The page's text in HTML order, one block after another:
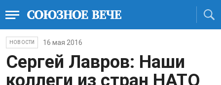
НОВОСТИ 16 мая 2016
Сергей Лавров: Наши
коллеги из стран НАТО